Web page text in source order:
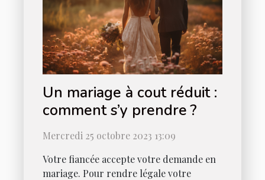
Un mariage à cout réduit :
comment s’y prendre ?
Mercredi 25 octobre 2023 13:09
Votre fiancée accepte votre demande en
mariage. Pour rendre légale votre